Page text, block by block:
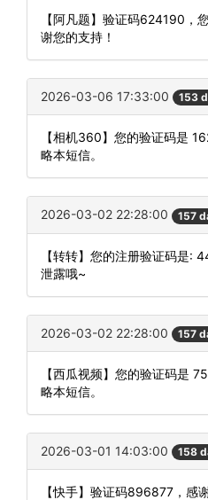
【阿凡题】验证码624190，
谢您的支持！
2026-03-06 17:33:00 153
【相机360】您的验证码是
略本短信。
2026-03-02 22:28:00 157
【转转】您的注册验证码是:
泄露哦~
2026-03-02 22:28:00 157
【西瓜视频】您的验证码是
略本短信。
2026-03-01 14:03:00 158
【快手】验证码896877，感